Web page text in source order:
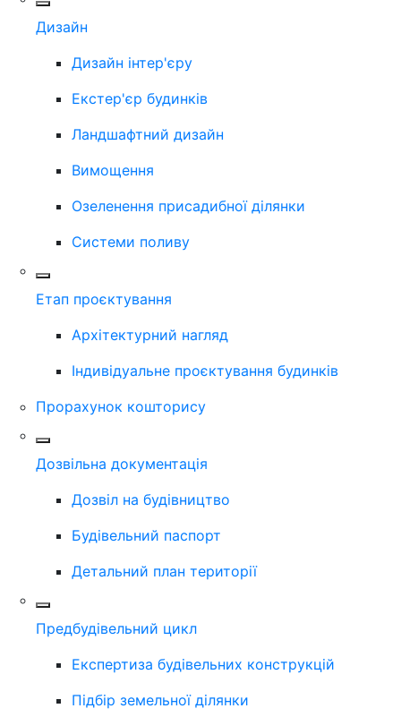
Дизайн
Дизайн інтер'єру
Екстер'єр будинків
Ландшафтний дизайн
Вимощення
Озеленення присадибної ділянки
Системи поливу
Етап проєктування
Архітектурний нагляд
Індивідуальне проєктування будинків
Прорахунок кошторису
Дозвільна документація
Дозвіл на будівництво
Будівельний паспорт
Детальний план території
Предбудівельний цикл
Експертиза будівельних конструкцій
Підбір земельної ділянки